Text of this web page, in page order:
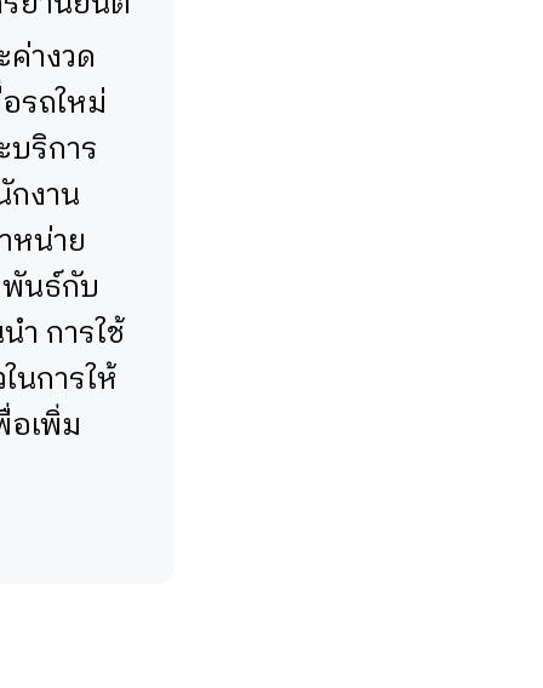
างวด
รถใหม่
ริการ
งาน
หน่าย
นธ์กับ
ำ การใช้
นการให้
เพิ่ม